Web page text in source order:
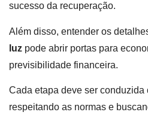
sucesso da recuperação.
Além disso, entender os
luz pode abrir portas para
previsibilidade financeira.
Cada etapa deve ser conduzida
respeitando as normas e